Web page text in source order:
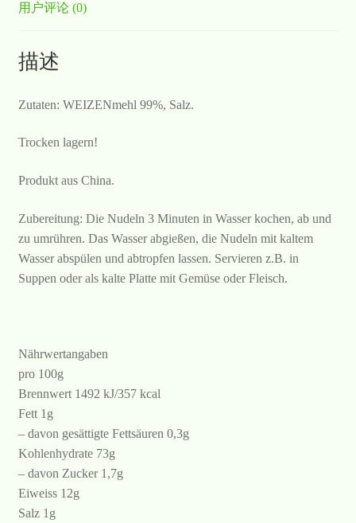
用户评论 (0)
描述
Zutaten: WEIZENmehl 99%, Salz.
Trocken lagern!
Produkt aus China.
Zubereitung: Die Nudeln 3 Minuten in Wasser kochen, ab und
zu umrühren. Das Wasser abgießen, die Nudeln mit kaltem
Wasser abspülen und abtropfen lassen. Servieren z.B. in
Suppen oder als kalte Platte mit Gemüse oder Fleisch.
Nährwertangaben
pro 100g
Brennwert 1492 kJ/357 kcal
Fett 1g
– davon gesättigte Fettsäuren 0,3g
Kohlenhydrate 73g
– davon Zucker 1,7g
Eiweiss 12g
Salz 1g